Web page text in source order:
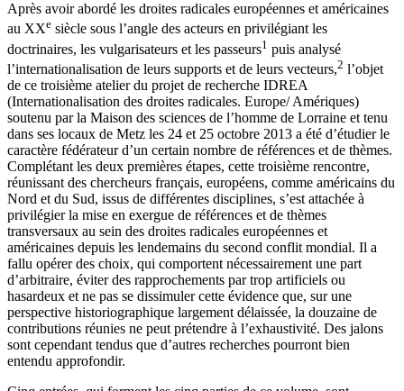
Après avoir abordé les droites radicales européennes et américaines
au XXe siècle sous l’angle des acteurs en privilégiant les
doctrinaires, les vulgarisateurs et les passeurs1 puis analysé
l’internationalisation de leurs supports et de leurs vecteurs,2 l’objet
de ce troisième atelier du projet de recherche IDREA
(Internationalisation des droites radicales. Europe/ Amériques)
soutenu par la Maison des sciences de l’homme de Lorraine et tenu
dans ses locaux de Metz les 24 et 25 octobre 2013 a été d’étudier le
caractère fédérateur d’un certain nombre de références et de thèmes.
Complétant les deux premières étapes, cette troisième rencontre,
réunissant des chercheurs français, européens, comme américains du
Nord et du Sud, issus de différentes disciplines, s’est attachée à
privilégier la mise en exergue de références et de thèmes
transversaux au sein des droites radicales européennes et
américaines depuis les lendemains du second conflit mondial. Il a
fallu opérer des choix, qui comportent nécessairement une part
d’arbitraire, éviter des rapprochements par trop artificiels ou
hasardeux et ne pas se dissimuler cette évidence que, sur une
perspective historiographique largement délaissée, la douzaine de
contributions réunies ne peut prétendre à l’exhaustivité. Des jalons
sont cependant tendus que d’autres recherches pourront bien
entendu approfondir.